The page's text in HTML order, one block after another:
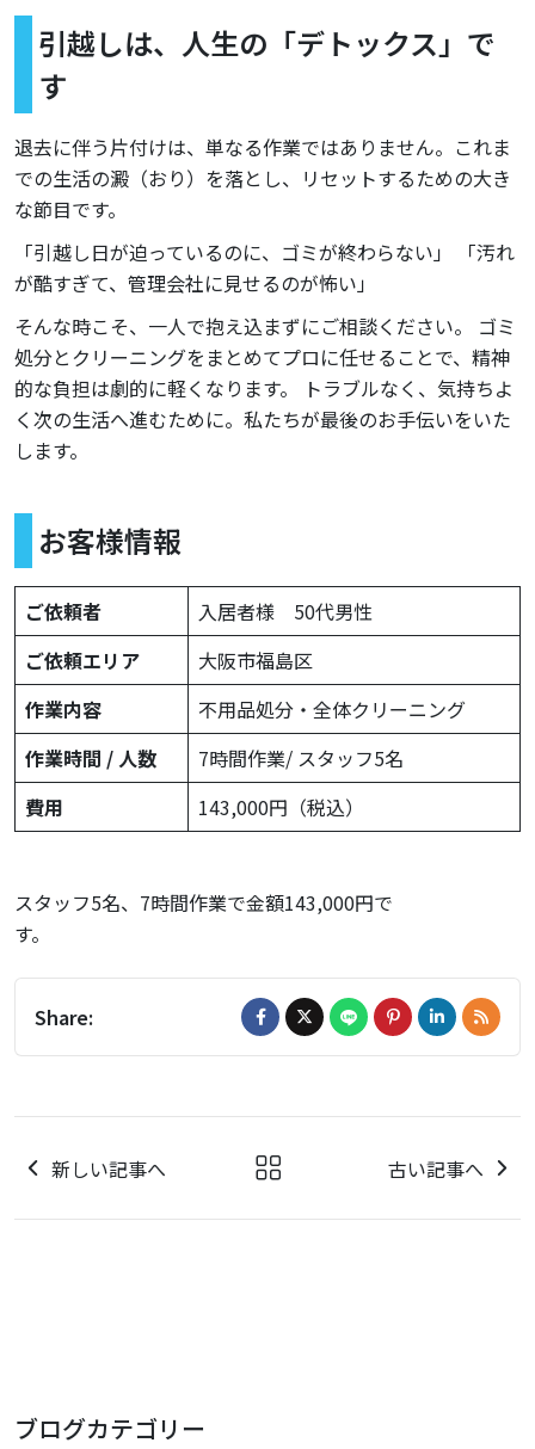
引越しは、人生の「デトックス」で
す
退去に伴う片付けは、単なる作業ではありません。これま
での生活の澱（おり）を落とし、リセットするための大き
な節目です。
「引越し日が迫っているのに、ゴミが終わらない」 「汚れ
が酷すぎて、管理会社に見せるのが怖い」
そんな時こそ、一人で抱え込まずにご相談ください。 ゴミ
処分とクリーニングをまとめてプロに任せることで、精神
的な負担は劇的に軽くなります。 トラブルなく、気持ちよ
く次の生活へ進むために。私たちが最後のお手伝いをいた
します。
お客様情報
ご依頼者
入居者様 50代男性
ご依頼エリア
大阪市福島区
作業内容
不用品処分・全体クリーニング
作業時間 / 人数
7時間作業/ スタッフ5名
費用
143,000円（税込）
スタッフ5名、7時間作業で金額143,000円で
Share:
新しい記事へ 古い記事へ
ブログカテゴリー